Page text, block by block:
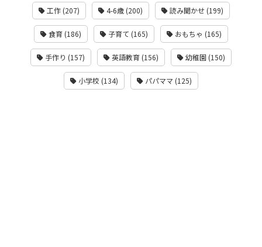
工作 (207) 4-6歳 (200) 読み聞かせ (199)
食育 (186) 子育て (165) おもちゃ (165)
手作り (157) 英語教育 (156) 幼稚園 (150)
小学校 (134) パパママ (125)